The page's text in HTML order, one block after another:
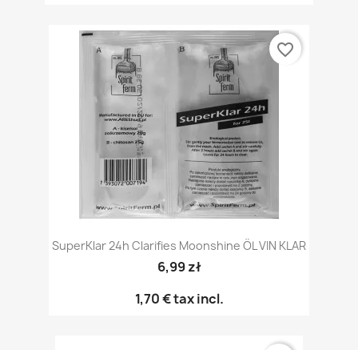
SuperKlar 24h Clarifies Moonshine ÖL VIN KLAR
6,99 zł
1,70 €tax incl.
favorite_border